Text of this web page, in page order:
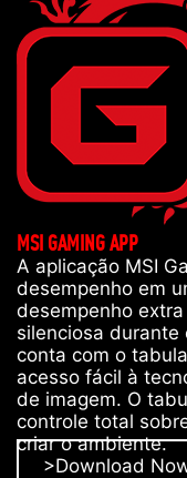
MSI GAMING APP
A aplicação MSI
desempenho em
desempenho
silenciosa durante
conta com o
acesso fácil à
de imagem. O
controle total
criar o ambiente.
>Download